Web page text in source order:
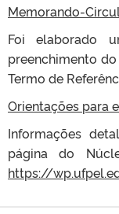
Memorando-
Foi elaborado
preenchimento
Termo de
Orientações para
Informações
página do
https://